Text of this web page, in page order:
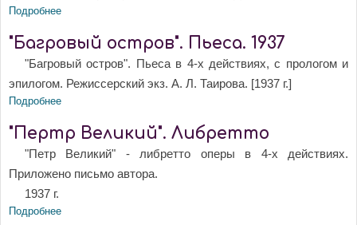
Подробнее
"Багровый остров". Пьеса. 1937
"Багровый остров". Пьеса в 4-х действиях, с прологом и
эпилогом. Режиссерский экз. А. Л. Таирова. [1937 г.]
Подробнее
"Пертр Великий". Либретто
"Петр Великий" - либретто оперы в 4-х действиях.
Приложено письмо автора.
1937 г.
Подробнее